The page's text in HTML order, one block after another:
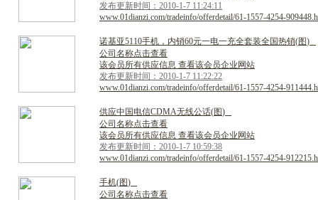
发布更新时间：2010-1-7 11:24:11
www.01dianzi.com/tradeinfo/offerdetail/61-1557-4254-
诺基亚5110手机 ， 内销60元一电一充全套装全国热销(图)
公司名称点击查看
该会员所有供应信息 查看该会员企业网站
发布更新时间：2010-1-7 11:22:22
www.01dianzi.com/tradeinfo/offerdetail/61-1557-4254-
供应中 国 电信CDMA无线公话(图)
公司名称点击查看
该会员所有供应信息 查看该会员企业网站
发布更新时间：2010-1-7 10:59:38
www.01dianzi.com/tradeinfo/offerdetail/61-1557-4254-
手机(图)
公司名称点击查看